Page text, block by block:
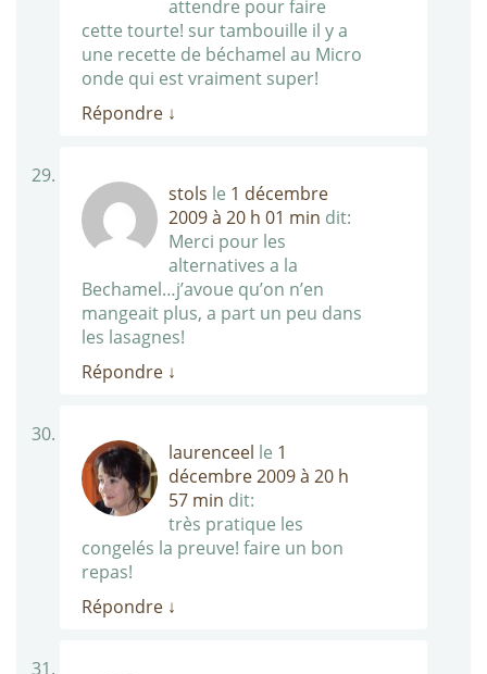
attendre pour faire
cette tourte! sur tambouille il y a
une recette de béchamel au Micro
onde qui est vraiment super!
Répondre ↓
stols le 1 décembre
2009 à 20 h 01 min dit:
Merci pour les
alternatives a la
Bechamel…j’avoue qu’on n’en
mangeait plus, a part un peu dans
les lasagnes!
Répondre ↓
laurenceel le 1
décembre 2009 à 20 h
57 min dit:
très pratique les
congelés la preuve! faire un bon
repas!
Répondre ↓